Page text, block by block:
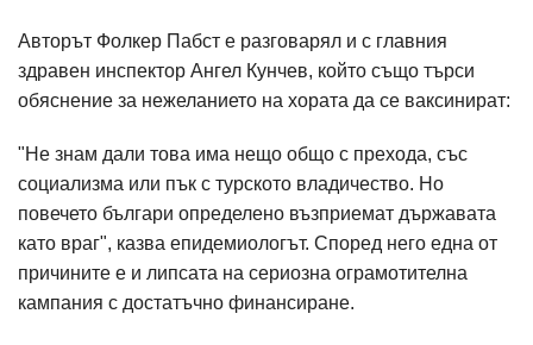
Авторът Фолкер Пабст е разговарял и с главния
здравен инспектор Ангел Кунчев, който също търси
обяснение за нежеланието на хората да се ваксинират:
"Не знам дали това има нещо общо с прехода, със
социализма или пък с турското владичество. Но
повечето българи определено възприемат държавата
като враг", казва епидемиологът. Според него една от
причините е и липсата на сериозна ограмотителна
кампания с достатъчно финансиране.